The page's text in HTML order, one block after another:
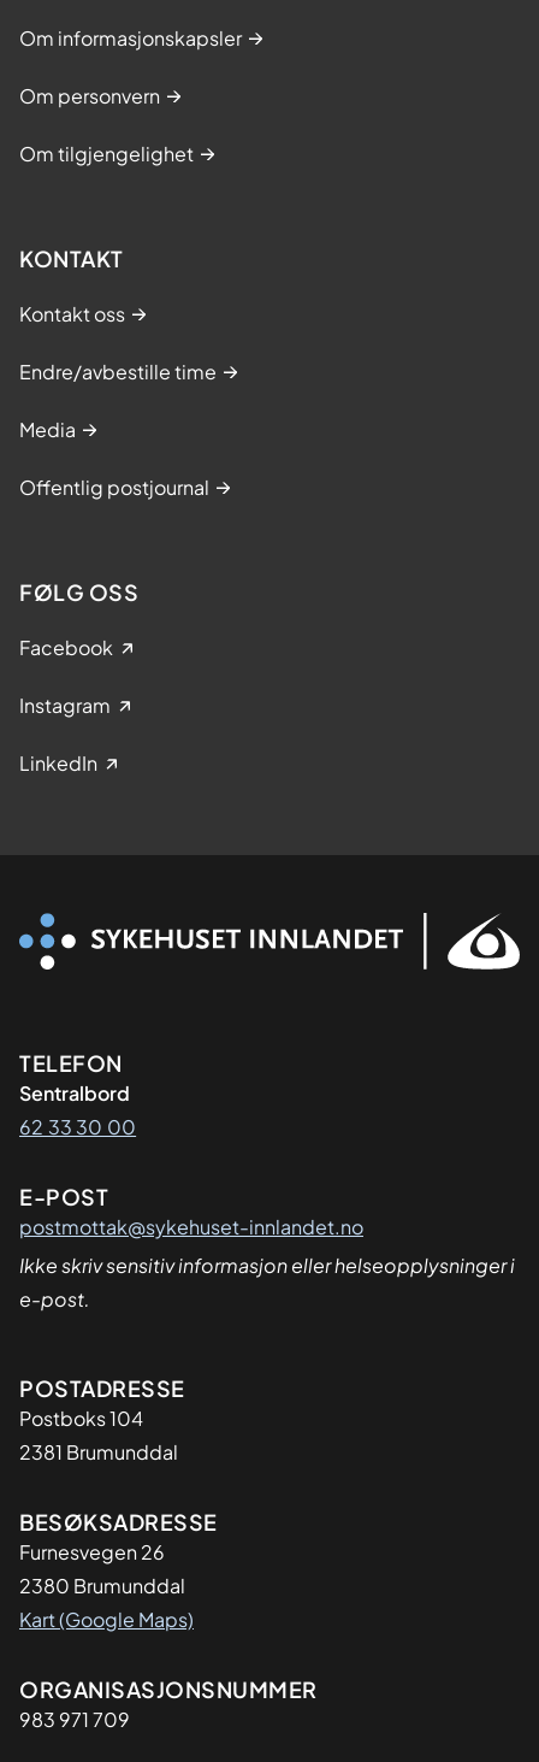
Om informasjonskapsler
Om personvern
Om tilgjengelighet
KONTAKT
Kontakt oss
Endre/avbestille time
Media
Offentlig postjournal
FØLG OSS
Facebook
Instagram
LinkedIn
Kontaktinformasjon
TELEFON
Sentralbord
62 33 30 00
E-POST
postmottak@sykehuset-innlandet.no
Ikke skriv sensitiv informasjon eller helseopplysninger i
e-post.
Adresse
POSTADRESSE
Postboks 104
2381 Brumunddal
BESØKSADRESSE
Furnesvegen 26
2380 Brumunddal
Kart (Google Maps)
Organisasjon
ORGANISASJONSNUMMER
983 971 709